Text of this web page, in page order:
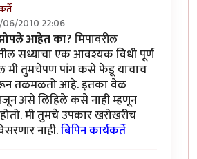
06/2010 22:06
निषेधbyनितिन थत्ते
आहेत का?मिपावरील
सध्याचा एक आवश्यक विधी पूर्ण
मी तुमचेपण पांग कसे फेडू याचाच
तळमळतो आहे. इतका वेळ
असे लिहिले कसे नाही म्हणून
मी तुमचे उपकार खरोखरीच
नाही.बिपिन कार्यकर्ते